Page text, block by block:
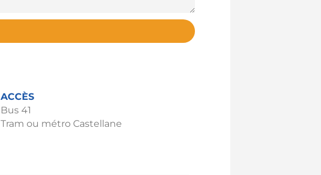
ACCÈS
Bus 41
Tram ou métro Castellane